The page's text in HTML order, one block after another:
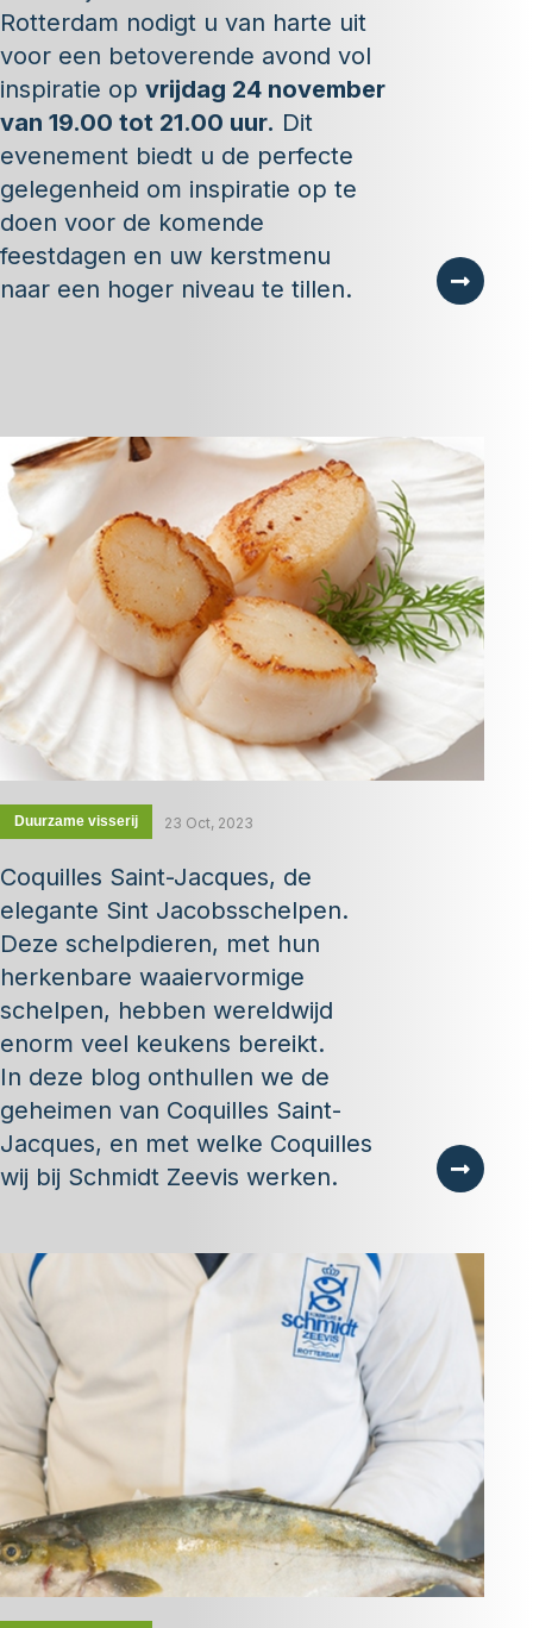
Rotterdam nodigt u van harte uit
voor een betoverende avond vol
inspiratie op vrijdag 24 november
van 19.00 tot 21.00 uur. Dit
evenement biedt u de perfecte
gelegenheid om inspiratie op te
doen voor de komende
feestdagen en uw kerstmenu
naar een hoger niveau te tillen.
Duurzame visserij 23 Oct, 2023
Coquilles Saint-Jacques, de
elegante Sint Jacobsschelpen.
Deze schelpdieren, met hun
herkenbare waaiervormige
schelpen, hebben wereldwijd
enorm veel keukens bereikt.
In deze blog onthullen we de
geheimen van Coquilles Saint-
Jacques, en met welke Coquilles
wij bij Schmidt Zeevis werken.